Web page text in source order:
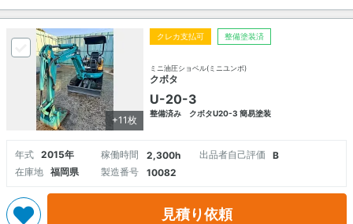
+11枚
クレカ支払可 整備塗装済
ミニ油圧ショベル(ミニユンボ)
クボタ
U-20-3
整備済み クボタU20-3 簡易塗装
年式 2015年 稼働時間 2,300h 出品者自己評価
B
在庫地
福岡県 製造番号 10082
見積り依頼